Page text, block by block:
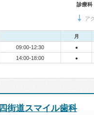
診療科
ア
月
09:00-12:30 ●
14:00-18:00
●
四街道スマイル歯科